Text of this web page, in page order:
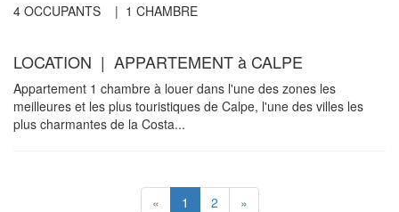
4 OCCUPANTS | 1 CHAMBRE
LOCATION | APPARTEMENT à CALPE
Appartement 1 chambre à louer dans l'une des zones les
meilleures et les plus touristiques de Calpe, l'une des villes les
plus charmantes de la Costa...
« 1 2 »